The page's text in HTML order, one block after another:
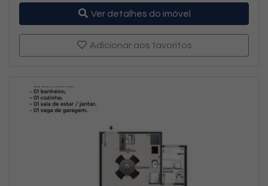
Ver detalhes do imóvel
Adicionar aos favoritos